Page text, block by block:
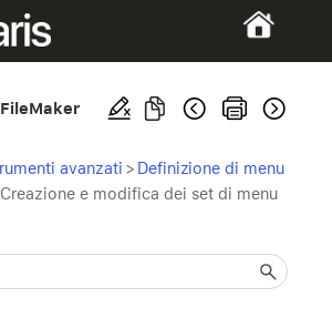
avanzati > Definizione di menu
Creazione e modifica dei set di menu